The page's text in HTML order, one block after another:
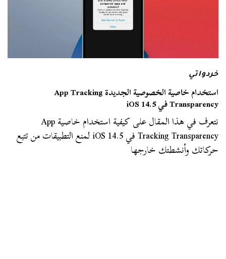
خردواتي
استخدام خاصية الخصوصية الجديدة App Tracking
Transparency في iOS 14.5
نتعرف في هذا المقال على كيفية استخدام خاصية App
Tracking Transparency في iOS 14.5 لمنع التطبيقات من تتبع
حركاتك وأنشطتك خارجها